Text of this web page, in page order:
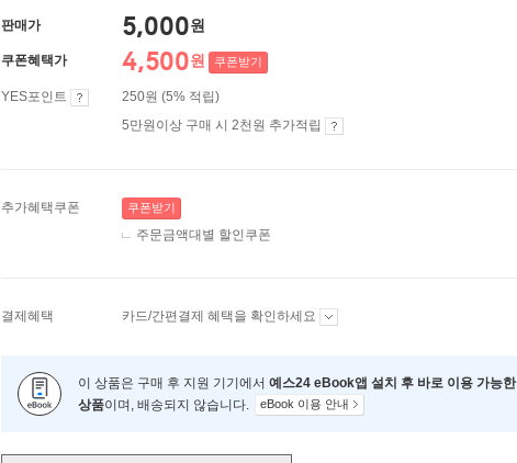
판매가 5,000원
쿠폰혜택가 4,500원 쿠폰받기
YES포인트
250원 (5% 적립)
5만원이상 구매 시 2천원 추가적립
추가혜택쿠폰 쿠폰받기
주문금액대별 할인쿠폰
결제혜택 카드/간편결제 혜택을 확인하세요
이 상품은 구매 후 지원 기기에서 예스24 eBook앱 설치 후 바로 이용 가능한
상품이며, 배송되지 않습니다. eBook 이용 안내